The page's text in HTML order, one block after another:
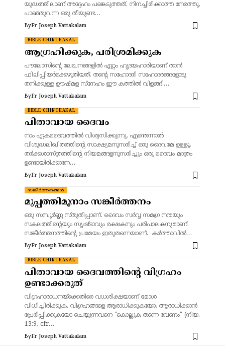
യുദ്ധത്തിലാണ് അദ്ദേഹം പങ്കെടുത്തത്. നിനച്ചിരിക്കാത്ത നേരത്തു,
പാഞ്ഞുവന്ന ഒരു തീയുണ്ട…
ByFr Joseph Vattakalam
BIBLE CHINTHAKAL
ആഗ്രഹിക്കുക, പരിശ്രമിക്കുക
പൗലോസിന്റെ ലേഖനങ്ങളിൽ ഏറ്റം ഹൃദയഹാരിയാണ് താൻ
ഫിലിപ്പിയർക്കെഴുതിയത്. തന്റെ സഹോദരി സഹോദരങ്ങളോടു
തനിക്കുള്ള ഊഷ്മള സ്നേഹം ഈ കത്തിൽ വിളങ്ങി…
ByFr Joseph Vattakalam
BIBLE CHINTHAKAL
പിതാവായ ദൈവം
നാം ഏകദൈവത്തിൽ വിശ്വസിക്കുന്നു. എന്തെന്നാൽ
വിശുദ്ധലിഖിതത്തിൻ്റെ സാക്ഷ്യമനുസരിച്ച് ഒരു ദൈവമേ ഉള്ളൂ.
തർക്കശാസ്ത്രത്തിൻ്റെ നിയമങ്ങളനുസരിച്ചും ഒരു ദൈവം മാത്രം
ഉണ്ടായിരിക്കാനേ…
ByFr Joseph Vattakalam
സങ്കീർത്തനങ്ങൾ
മുപ്പത്തിമൂനാം സങ്കീർത്തനം
ഒരു സമ്പൂർണ്ണ സ്തുതിപ്പാണ്. ദൈവം സർവ്വ സമഗ്ര നന്മയും
സകലത്തിന്റെയും സൃഷ്ടാവും രക്ഷകനും പരിപാലകനുമാണ്.
സങ്കീർത്തനത്തിന്റെ പ്രമേയം ഇതുതന്നെയാണ്. കർത്താവിൽ…
ByFr Joseph Vattakalam
BIBLE CHINTHAKAL
പിതാവായ ദൈവത്തിന്റെ വിഗ്രഹം
ഉണ്ടാക്കരുത്
വിഗ്രഹാരാധനയ്‌ക്കെതിരെ വധശിക്ഷയാണ് മോശ
വിധിച്ചിരിക്കുക. വിഗ്രഹങ്ങളെ ആരാധിക്കുകയോ, ആരാധിക്കാൻ
പ്രേരിപ്പിക്കുകയോ ചെയ്യുന്നവനെ "കൊല്ലുക തന്നെ വേണം" (നിയ.
13:9, cfr…
ByFr Joseph Vattakalam